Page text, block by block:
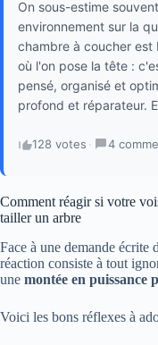
On sous-estime
environnement sur la
chambre à coucher est
où l'on pose la tête :
pensé, organisé et
profond et réparateur.
128 votes · 4
Comment réagir si votre
tailler un arbre
Face à une demande écrite
réaction consiste à tout
une montée en puissance
Voici les bons réflexes à